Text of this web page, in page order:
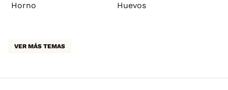
Horno Huevos
VER MÁS TEMAS